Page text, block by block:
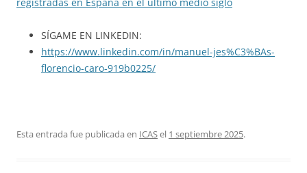
SÍGAME EN LINKEDIN:
https://www.linkedin.com/in/manuel-jes%C3%BAs-
florencio-caro-919b0225/
Esta entrada fue publicada en ICASel 1 septiembre 2025.